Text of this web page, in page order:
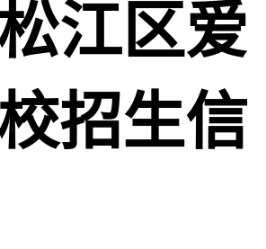
江区爱
招生信